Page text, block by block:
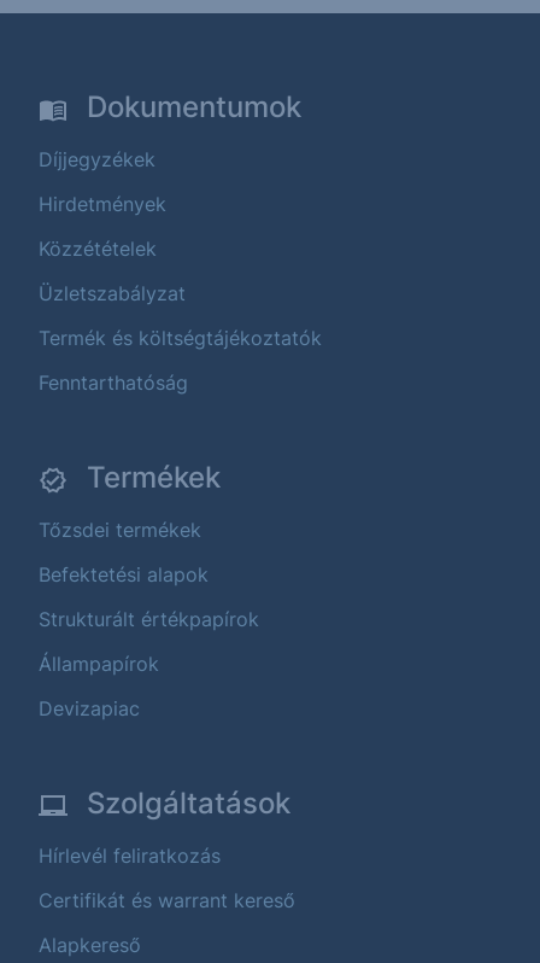
Dokumentumok
Díjjegyzékek
Hirdetmények
Közzétételek
Üzletszabályzat
Termék és költségtájékoztatók
Fenntarthatóság
Termékek
Tőzsdei termékek
Befektetési alapok
Strukturált értékpapírok
Állampapírok
Devizapiac
Szolgáltatások
Hírlevél feliratkozás
Certifikát és warrant kereső
Alapkereső